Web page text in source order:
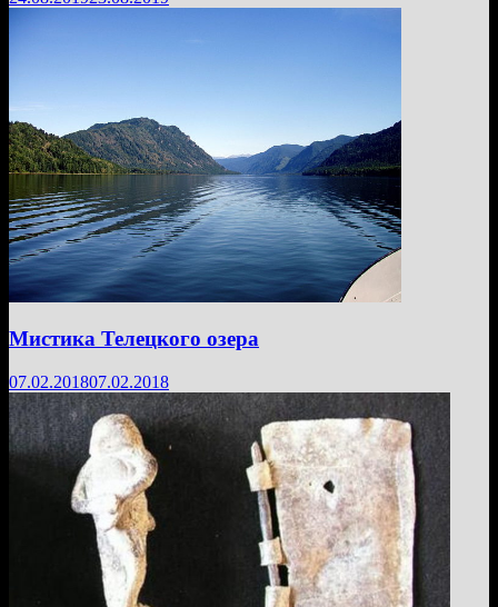
Мистика Телецкого озера
07.02.201807.02.2018